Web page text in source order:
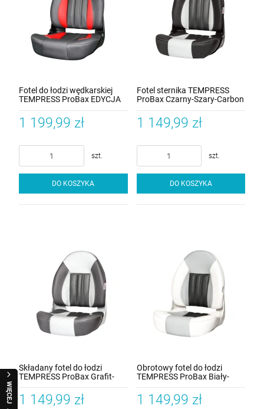
WIĘCEJ
Fotel do łodzi wędkarskiej
TEMPRESS ProBax EDYCJA
LIMITOWANA Grafitowo
Czerwony
1 199,99 zł
szt.
DO KOSZYKA
Fotel sternika TEMPRESS
ProBax Czarny-Szary-Carbon
1 149,99 zł
szt.
DO KOSZYKA
Składany fotel do łodzi
TEMPRESS ProBax Grafit-
Szary-Carbon
1 149,99 zł
Obrotowy fotel do łodzi
TEMPRESS ProBax Biały-
Szary-Carbon
1 149,99 zł